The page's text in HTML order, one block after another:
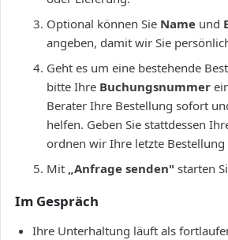
Optional können Sie Name und
angeben, damit wir Sie
Geht es um eine bestehende
bitte Ihre Buchungsnummer
Berater Ihre Bestellung sofort
helfen. Geben Sie stattdessen
ordnen wir Ihre letzte Bestellung
Mit „Anfrage senden" starten
Im Gespräch
Ihre Unterhaltung läuft als